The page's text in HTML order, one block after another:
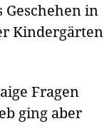
Geschehen in
Kindergärten
Fragen
ging aber